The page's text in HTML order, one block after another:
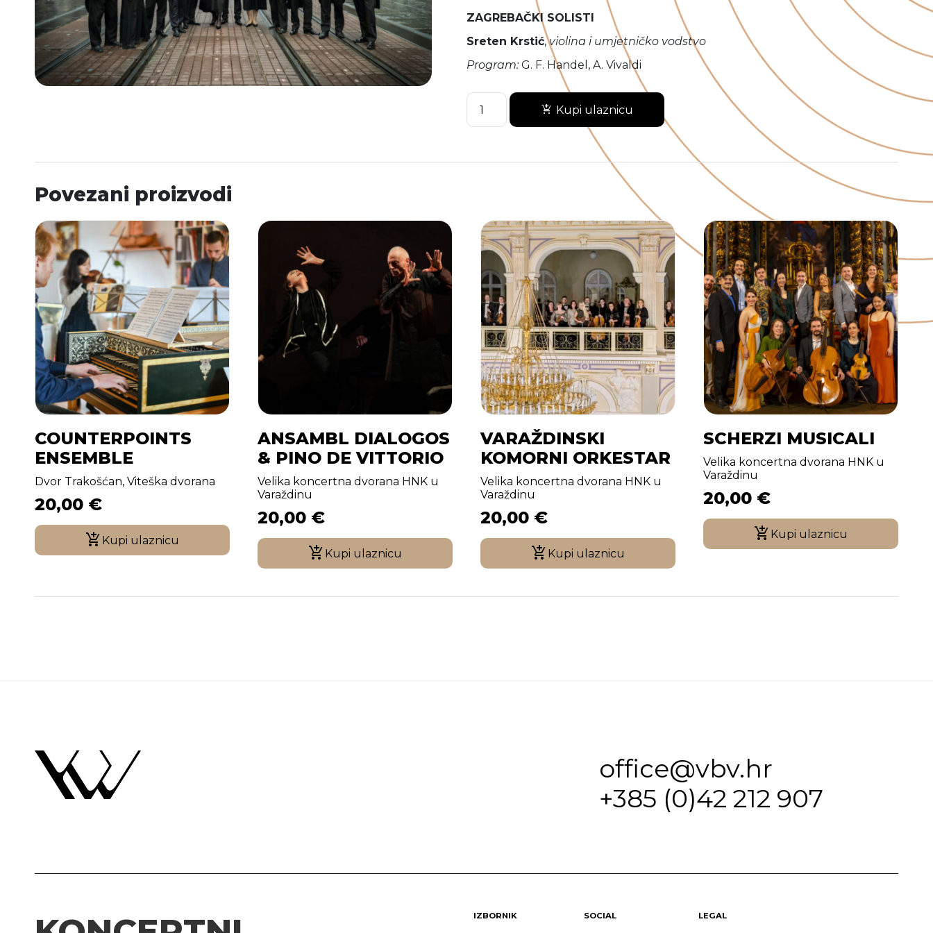
ZAGREBAČKI SOLISTI
Sreten Krstić,violina i umjetničko vodstvo
Program: G. F. Handel, A. Vivaldi
ZAGREBAČKI
SOLISTI
količina
Kupi ulaznicu
Povezani proizvodi
COUNTERPOINTS
ENSEMBLE
Dvor Trakošćan, Viteška dvorana
20,00 €
Kupi ulaznicu
ANSAMBL DIALOGOS
& PINO DE VITTORIO
Velika koncertna dvorana HNK u
Varaždinu
20,00 €
Kupi ulaznicu
VARAŽDINSKI
KOMORNI ORKESTAR
Velika koncertna dvorana HNK u
Varaždinu
20,00 €
Kupi ulaznicu
SCHERZI MUSICALI
Velika koncertna dvorana HNK u
Varaždinu
20,00 €
Kupi ulaznicu
office@vbv.hr
+385 (0)42 212 907
IZBORNIK SOCIAL LEGAL